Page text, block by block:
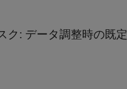
ク: データ調整時の既